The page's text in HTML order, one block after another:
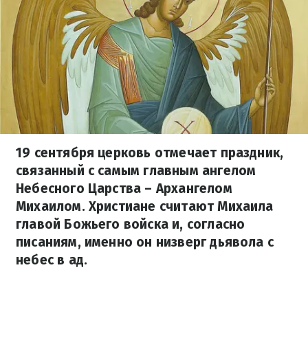
19 сентября церковь отмечает праздник,
связанный с самым главным ангелом
Небесного Царства – Архангелом
Михаилом. Христиане считают Михаила
главой Божьего войска и, согласно
писаниям, именно он низверг дьявола с
небес в ад.